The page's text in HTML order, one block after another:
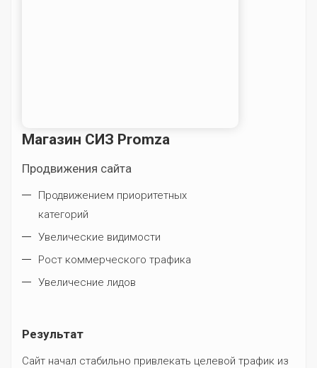
Магазин СИЗ Promza
Продвижения сайта
Продвижением приоритетных
категорий
Увелические видимости
Рост коммерческого трафика
Увеличесние лидов
Результат
Сайт начал стабильно привлекать целевой трафик из